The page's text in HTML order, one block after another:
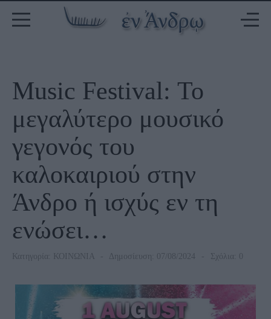
Music Festival: Το
μεγαλύτερο μουσικό
γεγονός του
καλοκαιριού στην
Άνδρο ή ισχύς εν τη
ενώσει…
Κατηγορία: ΚΟΙΝΩΝΙΑ Δημοσίευση: 07/08/2024 Σχόλια: 0